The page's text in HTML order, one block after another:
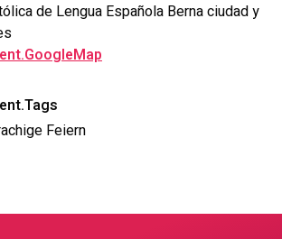
de Lengua Española Berna ciudad y
Feiern